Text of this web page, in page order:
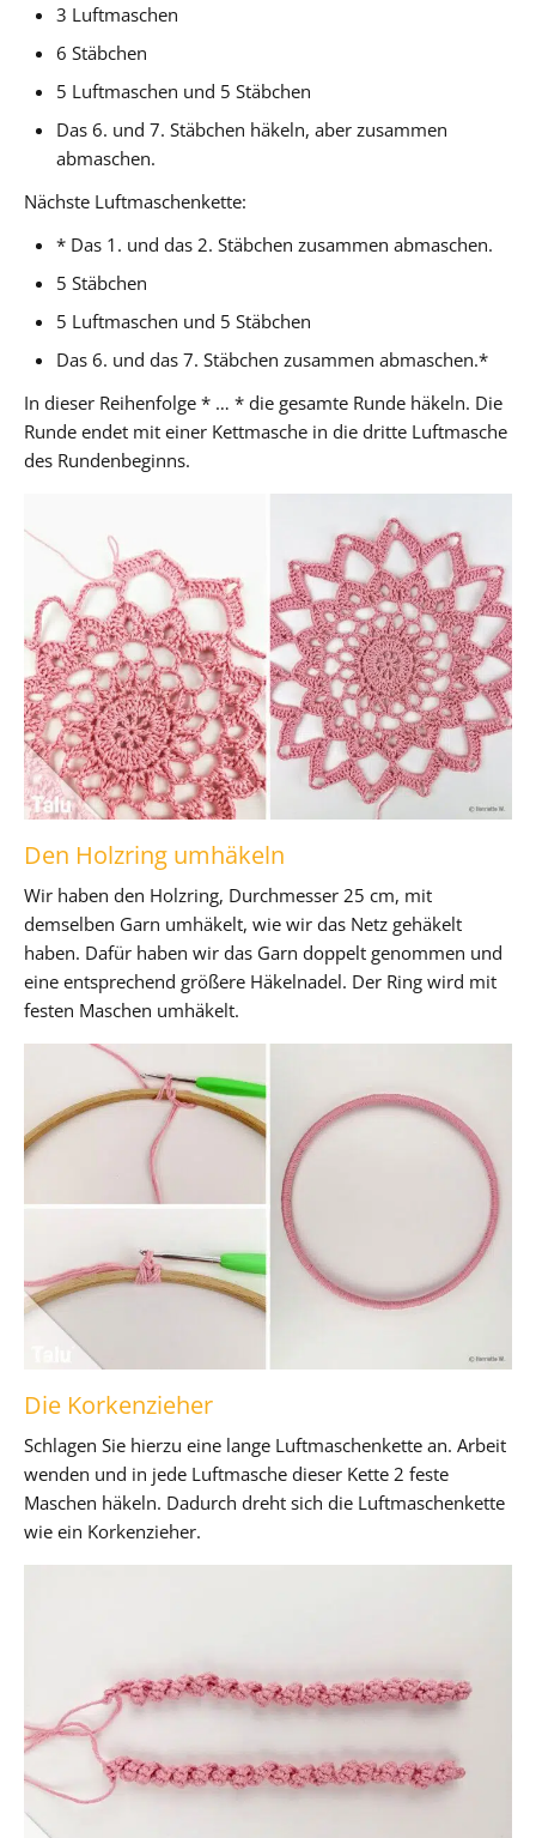
3 Luftmaschen
6 Stäbchen
5 Luftmaschen und 5 Stäbchen
Das 6. und 7. Stäbchen häkeln, aber zusammen
abmaschen.
Nächste Luftmaschenkette:
* Das 1. und das 2. Stäbchen zusammen abmaschen.
5 Stäbchen
5 Luftmaschen und 5 Stäbchen
Das 6. und das 7. Stäbchen zusammen abmaschen.*
In dieser Reihenfolge * … * die gesamte Runde häkeln. Die
Runde endet mit einer Kettmasche in die dritte Luftmasche
des Rundenbeginns.
Den Holzring umhäkeln
Wir haben den Holzring, Durchmesser 25 cm, mit
demselben Garn umhäkelt, wie wir das Netz gehäkelt
haben. Dafür haben wir das Garn doppelt genommen und
eine entsprechend größere Häkelnadel. Der Ring wird mit
festen Maschen umhäkelt.
Die Korkenzieher
Schlagen Sie hierzu eine lange Luftmaschenkette an. Arbeit
wenden und in jede Luftmasche dieser Kette 2 feste
Maschen häkeln. Dadurch dreht sich die Luftmaschenkette
wie ein Korkenzieher.